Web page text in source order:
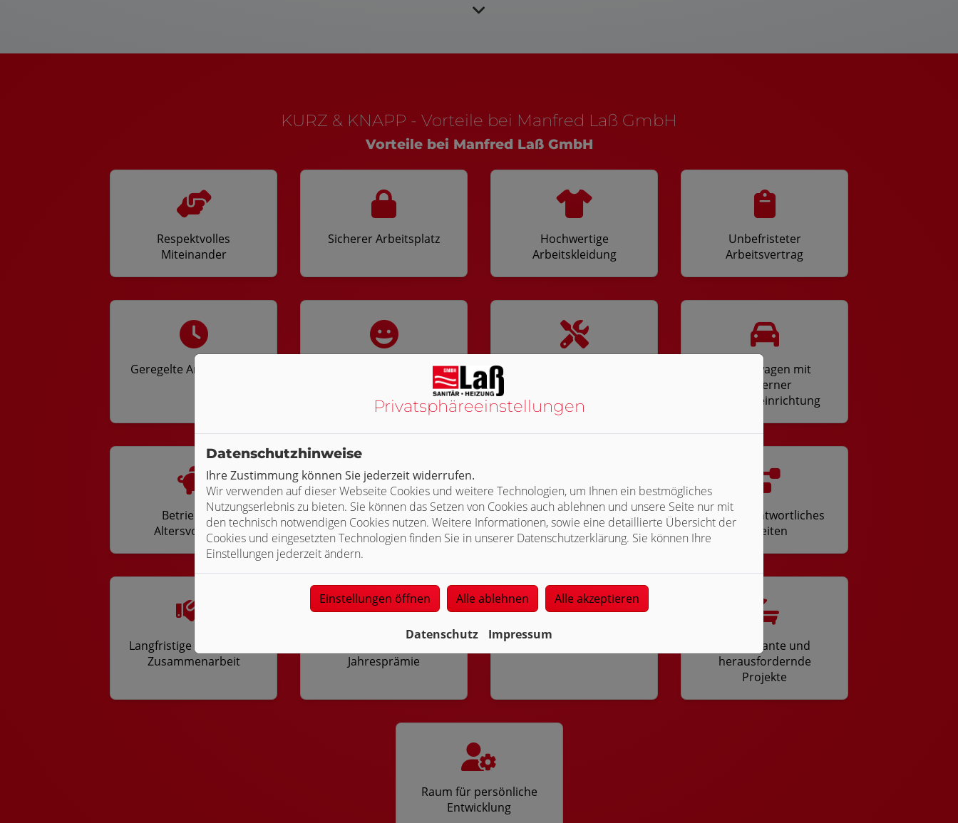
KURZ & KNAPP - Vorteile bei Manfred Laß GmbH
Vorteile bei Manfred Laß GmbH
Respektvolles
Miteinander
Sicherer Arbeitsplatz
Hochwertige
Arbeitskleidung
Unbefristeter
Arbeitsvertrag
Geregelte Arbeitszeiten
freundliches Arbeitsklima
Firmenwagen mit
moderner
Fahrzeugeinrichtung
Betriebliche
Altersvorsorge
Fahrrad-Leasing Bezahlung über Tarif
Eigenverantwortliches
Arbeiten
Langfristige und sichere
Zusammenarbeit
Jahresprämie
Interessante und
herausfordernde
Projekte
Raum für persönliche
Entwicklung
Privatsphäre­einstellungen
Datenschutzhinweise
Ihre Zustimmung können Sie jederzeit widerrufen.
Wir verwenden auf dieser Webseite Cookies und weitere Technologien, um Ihnen ein bestmögliches
Nutzungserlebnis zu bieten. Sie können das Setzen von Cookies auch ablehnen und unsere Seite nur mit
den technisch notwendigen Cookies nutzen. Weitere Informationen, sowie eine detaillierte Übersicht der
Cookies und eingesetzten Technologien finden Sie in unserer Datenschutzerklärung. Sie können Ihre
Einstellungen jederzeit ändern.
Einstellungen öffnen Alle ablehnen Alle akzeptieren
Datenschutz Impressum